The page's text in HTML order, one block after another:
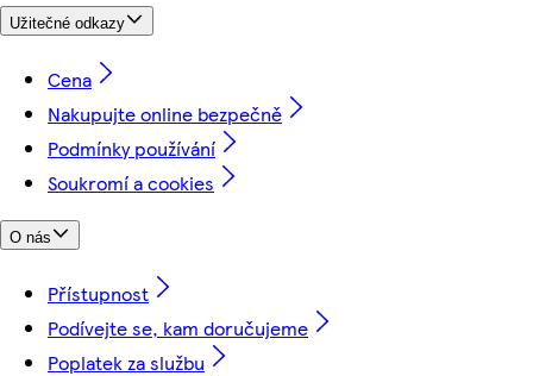
Užitečné odkazy
Cena
Nakupujte online bezpečně
Podmínky používání
Soukromí a cookies
O nás
Přístupnost
Podívejte se, kam doručujeme
Poplatek za službu